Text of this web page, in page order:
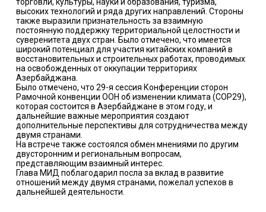
торговли, культуры, науки и образования, туризма,
высоких технологий и ряда других направлений. Стороны
также выразили признательность за взаимную
постоянную поддержку территориальной целостности и
суверенитета двух стран. Было отмечено, что имеется
широкий потенциал для участия китайских компаний в
восстановительных и строительных работах, проводимых
на освобожденных от оккупации территориях
Азербайджана.
Было отмечено, что 29-я сессия Конференции сторон
Рамочной конвенции ООН об изменении климата (COP29),
которая состоится в Азербайджане в этом году, и
дальнейшие важные мероприятия создают
дополнительные перспективы для сотрудничества между
двумя странами.
На встрече также состоялся обмен мнениями по другим
двусторонним и региональным вопросам,
представляющим взаимный интерес.
Глава МИД поблагодарил посла за вклад в развитие
отношений между двумя странами, пожелал успехов в
дальнейшей деятельности.